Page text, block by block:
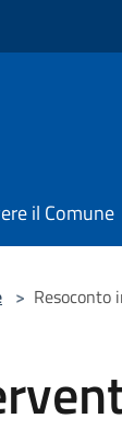
il Comune
> Resoconto